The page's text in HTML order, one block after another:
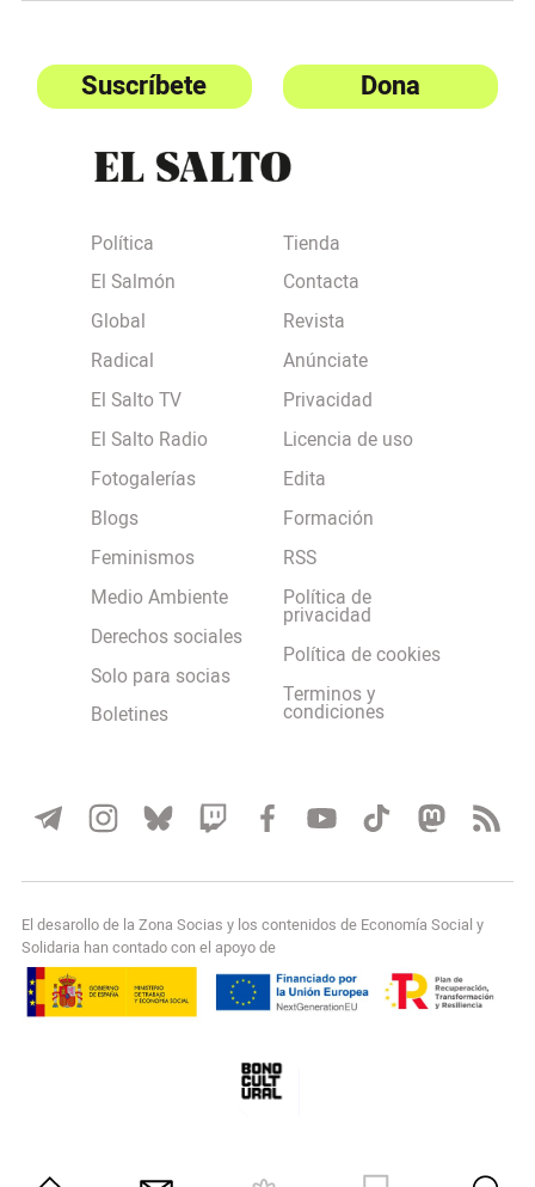
Suscríbete Dona
Política
El Salmón
Global
Radical
El Salto TV
El Salto Radio
Fotogalerías
Blogs
Feminismos
Medio Ambiente
Derechos sociales
Solo para socias
Boletines
Tienda
Contacta
Revista
Anúnciate
Privacidad
Licencia de uso
Edita
Formación
RSS
Política de
privacidad
Política de cookies
Terminos y
condiciones
El desarollo de la Zona Socias y los contenidos de Economía Social y
Solidaria han contado con el apoyo de